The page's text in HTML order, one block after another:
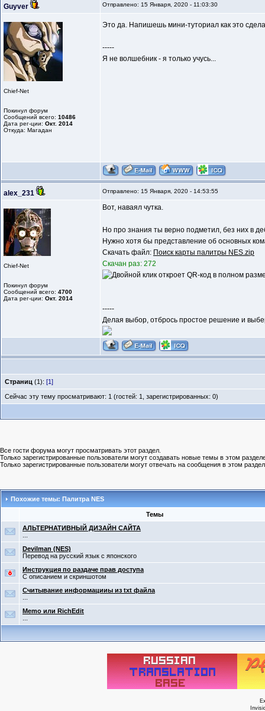
Guyver Отправлено: 15 Января, 2020 - 11:03:30
Chief-Net
Покинул форум
Сообщений всего: 10486
Дата рег-ции: Окт. 2014
Откуда: Магадан
Это да. Напишешь мини-туториал как это
-----
Я не волшебник - я только учусь...
alex_231 Отправлено: 15 Января, 2020 - 14:53:55
Chief-Net
Покинул форум
Сообщений всего: 4700
Дата рег-ции: Окт. 2014
Вот, наваял чутка.
Но про знания ты верно подметил, без них в
Нужно хотя бы представление об основных
Скачать файл: Поиск карты палитры NES.zip
Скачан раз: 272
-----
Делая выбор, отбрось простое решение и
Страниц (1): [1]
Сейчас эту тему просматривают: 1 (гостей: 1, зарегистрированных: 0)
Все гости форума могут просматривать этот раздел.
Только зарегистрированные пользователи могут создавать новые темы в этом
Только зарегистрированные пользователи могут отвечать на сообщения в этом
Похожие темы: Палитра NES
Темы
АЛЬТЕРНАТИВНЫЙ ДИЗАЙН САЙТА
Devilman (NES)
Перевод на русский язык с японского
Инструкция по раздаче прав доступа
С описанием и скриншотом
Считывание информацииы из txt файла
Memo или RichEdit